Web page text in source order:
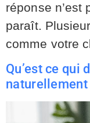
réponse n’est
paraît.
comme votre
Qu’est ce qui
naturellement